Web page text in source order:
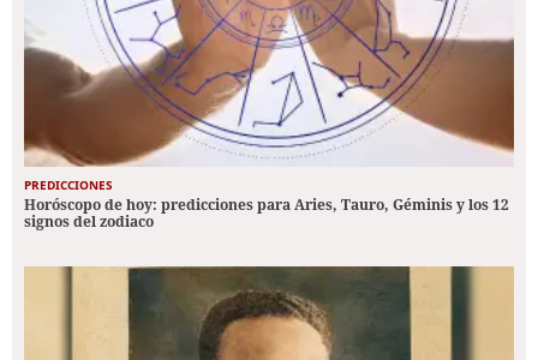
PREDICCIONES
Horóscopo de hoy: predicciones para Aries, Tauro, Géminis y los 12
signos del zodiaco